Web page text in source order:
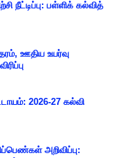
நீட்டிப்பு: பள்ளிக் கல்வித்
ஊதிய உயர்வு
2026-27 கல்வி
அறிவிப்பு: